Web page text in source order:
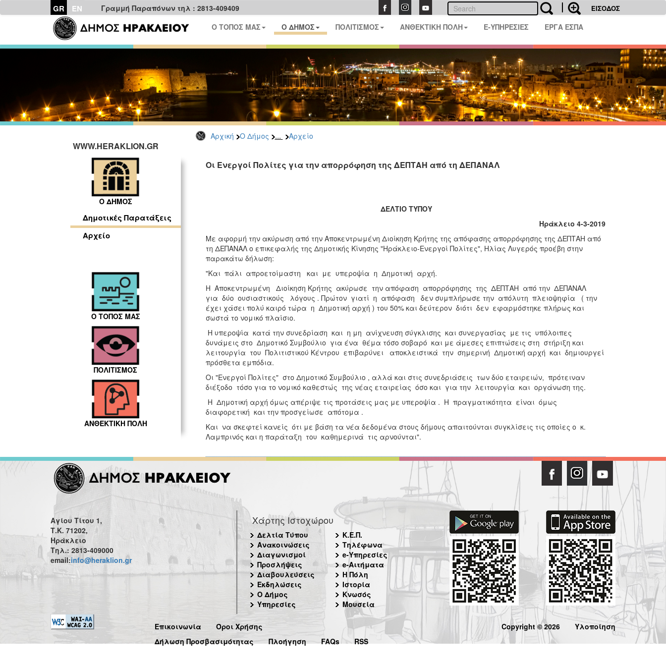
GR EN Γραμμή Παραπόνων τηλ : 2813-409409 ΕΙΣΟΔΟΣ
Ο ΤΟΠΟΣ ΜΑΣ Ο ΔΗΜΟΣ ΠΟΛΙΤΙΣΜΟΣ ΑΝΘΕΚΤΙΚΗ ΠΟΛΗ E-ΥΠΗΡΕΣΙΕΣ ΕΡΓΑ ΕΣΠΑ
Αρχική Ο Δήμος ... Αρχείο
WWW.HERAKLION.GR
Ο ΔΗΜΟΣ
Δημοτικές Παρατάξεις
Αρχείο
Ο ΤΟΠΟΣ ΜΑΣ
ΠΟΛΙΤΙΣΜΟΣ
ΑΝΘΕΚΤΙΚΗ ΠΟΛΗ
Οι Ενεργοί Πολίτες για την απορρόφηση της ΔΕΠΤΑΗ από τη ΔΕΠΑΝΑΛ
ΔΕΛΤΙΟ ΤΥΠΟΥ
Ηράκλειο 4-3-2019
Με αφορμή την ακύρωση από την Αποκεντρωμένη Διοίκηση Κρήτης της απόφασης απορρόφησης της ΔΕΠΤΑΗ από
τη ΔΕΠΑΝΑΛ ο επικεφαλής της Δημοτικής Κίνησης "Ηράκλειο-Ενεργοί Πολίτες", Ηλίας Λυγερός προέβη στην
παρακάτω δήλωση:
"Και πάλι απροετοίμαστη και με υπεροψία η Δημοτική αρχή.
Η Αποκεντρωμένη Διοίκηση Κρήτης ακύρωσε την απόφαση απορρόφησης της ΔΕΠΤΑΗ από την ΔΕΠΑΝΑΛ
για δύο ουσιαστικούς λόγους . Πρώτον γιατί η απόφαση δεν συμπλήρωσε την απόλυτη πλειοψηφία ( την
έχει χάσει πολύ καιρό τώρα η Δημοτική αρχή ) του 50% και δεύτερον διότι δεν εφαρμόστηκε πλήρως και
σωστά το νομικό πλαίσιο.
Η υπεροψία κατά την συνεδρίαση και η μη ανίχνευση σύγκλισης και συνεργασίας με τις υπόλοιπες
δυνάμεις στο Δημοτικό Συμβούλιο για ένα θέμα τόσο σοβαρό και με άμεσες επιπτώσεις στη στήριξη και
λειτουργία του Πολιτιστικού Κέντρου επιβαρύνει αποκλειστικά την σημερινή Δημοτική αρχή και δημιουργεί
πρόσθετα εμπόδια.
Οι "Ενεργοί Πολίτες" στο Δημοτικό Συμβούλιο , αλλά και στις συνεδριάσεις των δύο εταιρειών, πρότειναν
διέξοδο τόσο για το νομικό καθεστώς της νέας εταιρείας όσο και για την λειτουργία και οργάνωση της.
Η Δημοτική αρχή όμως απέριψε τις προτάσεις μας με υπεροψία . Η πραγματικότητα είναι όμως
διαφορετική και την προσγείωσε απότομα .
Και να σκεφτεί κανείς ότι με βάση τα νέα δεδομένα στους δήμους απαιτούνται συγκλίσεις τις οποίες ο κ.
Λαμπρινός και η παράταξη του καθημερινά τις αρνούνται".
Αγίου Τίτου 1,
Τ.Κ. 71202,
Ηράκλειο
Τηλ.: 2813-409000
email:info@heraklion.gr
Χάρτης Ιστοχώρου
Δελτία Τύπου
Ανακοινώσεις
Διαγωνισμοί
Προσλήψεις
Διαβουλεύσεις
Εκδηλώσεις
Ο Δήμος
Υπηρεσίες
Κ.Ε.Π.
Τηλέφωνα
e-Υπηρεσίες
e-Αιτήματα
Η Πόλη
Ιστορία
Κνωσός
Μουσεία
Επικοινωνία
Όροι Χρήσης
Δήλωση Προσβασιμότητας
Πλοήγηση FAQs RSS
Copyright © 2026 Υλοποίηση